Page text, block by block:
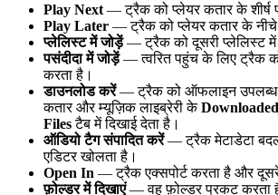
Play Next — ट्रैक को प्लेयर कतार के शीर्ष
Play Later — ट्रैक को प्लेयर कतार के नीचे
प्लेलिस्ट में जोड़ें— ट्रैक को दूसरी प्लेलिस्ट में
पसंदीदा में जोड़ें— त्वरित पहुंच के लिए ट्रैक
करता है।
डाउनलोड करें— ट्रैक को ऑफलाइन उपलब्ध
कतार और म्यूज़िक लाइब्रेरी के
Filesटैब में दिखाई देता है।
ऑडियो टैग संपादित करें— ट्रैक मेटाडेटा
एडिटर खोलता है।
Open In — ट्रैक एक्सपोर्ट करता है और
फ़ोल्डर में दिखाएं— वह फ़ोल्डर प्रकट करता